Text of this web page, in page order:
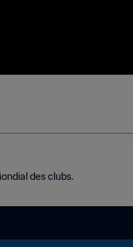
des clubs.